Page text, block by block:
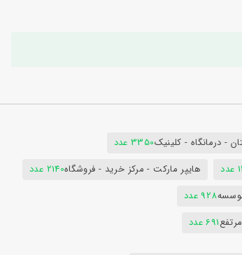
- درمانگاه - کلینیک3350 عدد
هایپر مارکت - مرکز خرید - فروشگاه2140 عدد
928 عدد
691 عدد